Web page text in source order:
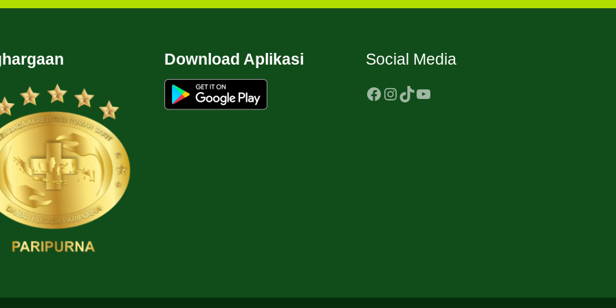
Download Aplikasi Social Media
Facebook
Instagram
TikTok
YouTube